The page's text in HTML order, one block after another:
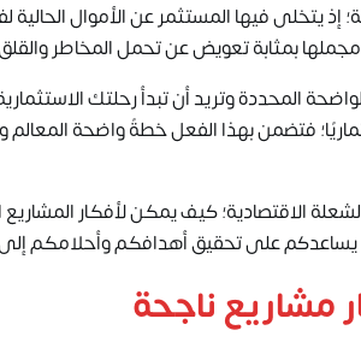
إذ يتخلى فيها المستثمر عن الأموال
بمثابة تعويض عن تحمل المخاطر
المحددة وتريد أن تبدأ رحلتك
فتضمن بهذا الفعل خطةً واضحة المعالم
الاقتصادية؛ كيف يمكن لأفكار المشاريع
يساعدكم على تحقيق أهدافكم وأحلامكم
مشاريع ناجحة